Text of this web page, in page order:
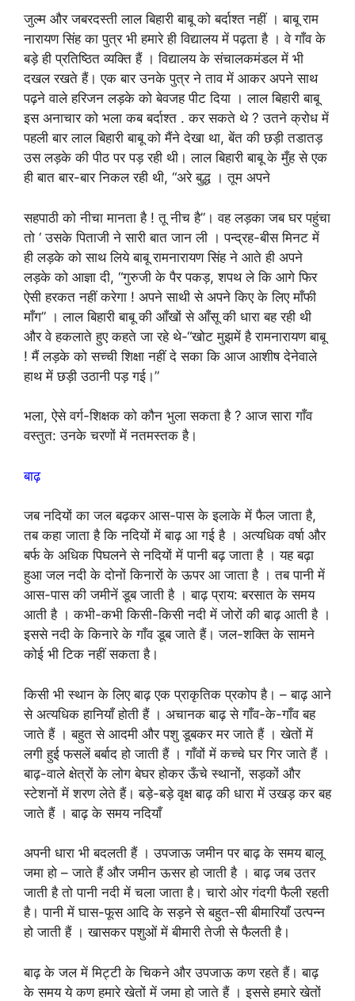
जुल्म और जबरदस्ती लाल बिहारी बाबू को बर्दाश्त नहीं । बाबू राम
नारायण सिंह का पुत्र भी हमारे ही विद्यालय में पढ़ता है । वे गाँव के
बड़े ही प्रतिष्ठित व्यक्ति हैं । विद्यालय के संचालकमंडल में भी
दखल रखते हैं। एक बार उनके पुत्र ने ताव में आकर अपने साथ
पढ़ने वाले हरिजन लड़के को बेवजह पीट दिया । लाल बिहारी बाबू
इस अनाचार को भला कब बर्दाश्त . कर सकते थे ? उतने क्रोध में
पहली बार लाल बिहारी बाबू को मैंने देखा था, बेंत की छड़ी तडातड़
उस लड़के की पीठ पर पड़ रही थी। लाल बिहारी बाबू के मुँह से एक
ही बात बार-बार निकल रही थी, “अरे बुद्ध । तूम अपने
सहपाठी को नीचा मानता है ! तू नीच है”। वह लड़का जब घर पहुंचा
तो ‘ उसके पिताजी ने सारी बात जान ली । पन्द्रह-बीस मिनट में
ही लड़के को साथ लिये बाबू रामनारायण सिंह ने आते ही अपने
लड़के को आज्ञा दी, “गुरुजी के पैर पकड़, शपथ ले कि आगे फिर
ऐसी हरकत नहीं करेगा ! अपने साथी से अपने किए के लिए माँफी
माँग” । लाल बिहारी बाबू की आँखों से आँसू की धारा बह रही थी
और वे हकलाते हुए कहते जा रहे थे-“खोट मुझमें है रामनारायण बाबू
! मैं लड़के को सच्ची शिक्षा नहीं दे सका कि आज आशीष देनेवाले
हाथ में छड़ी उठानी पड़ गई।”
भला, ऐसे वर्ग-शिक्षक को कौन भुला सकता है ? आज सारा गाँव
वस्तुत: उनके चरणों में नतमस्तक है।
बाढ़
जब नदियों का जल बढ़कर आस-पास के इलाके में फैल जाता है,
तब कहा जाता है कि नदियों में बाढ़ आ गई है । अत्यधिक वर्षा और
बर्फ के अधिक पिघलने से नदियों में पानी बढ़ जाता है । यह बढ़ा
हुआ जल नदी के दोनों किनारों के ऊपर आ जाता है । तब पानी में
आस-पास की जमीनें डूब जाती है । बाढ़ प्राय: बरसात के समय
आती है । कभी-कभी किसी-किसी नदी में जोरों की बाढ़ आती है ।
इससे नदी के किनारे के गाँव डूब जाते हैं। जल-शक्ति के सामने
कोई भी टिक नहीं सकता है।
किसी भी स्थान के लिए बाढ़ एक प्राकृतिक प्रकोप है। – बाढ़ आने
से अत्यधिक हानियाँ होती हैं । अचानक बाढ़ से गाँव-के-गाँव बह
जाते हैं । बहुत से आदमी और पशु डूबकर मर जाते हैं । खेतों में
लगी हुई फसलें बर्बाद हो जाती हैं । गाँवों में कच्चे घर गिर जाते हैं ।
बाढ़-वाले क्षेत्रों के लोग बेघर होकर ऊँचे स्थानों, सड़कों और
स्टेशनों में शरण लेते हैं। बड़े-बड़े वृक्ष बाढ़ की धारा में उखड़ कर बह
जाते हैं । बाढ़ के समय नदियाँ
अपनी धारा भी बदलती हैं । उपजाऊ जमीन पर बाढ़ के समय बालू
जमा हो – जाते हैं और जमीन ऊसर हो जाती है । बाढ़ जब उतर
जाती है तो पानी नदी में चला जाता है। चारो ओर गंदगी फैली रहती
है। पानी में घास-फूस आदि के सड़ने से बहुत-सी बीमारियाँ उत्पन्न
हो जाती हैं । खासकर पशुओं में बीमारी तेजी से फैलती है।
बाढ़ के जल में मिट्टी के चिकने और उपजाऊ कण रहते हैं। बाढ़
के समय ये कण हमारे खेतों में जमा हो जाते हैं । इससे हमारे खेतों